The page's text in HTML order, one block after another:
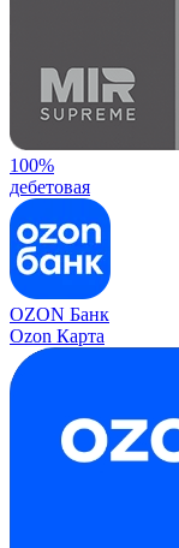
100%
дебетовая
OZON Банк
Ozon Карта